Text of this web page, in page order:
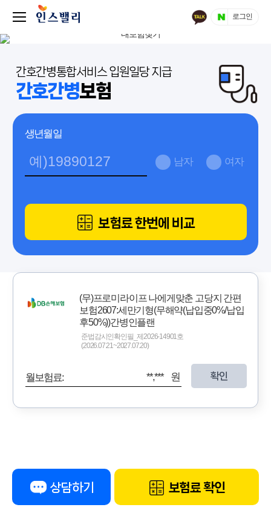
로그인
간호간병통합서비스 입원일당 지급
간호간병보험
생년월일
남자 여자
보험료 한번에 비교
(무)프로미라이프 나에게맞춘 고당지 간편
보험2607:세만기형(무해약(납입중0%/납입
후50%))간병인플랜
준법감시인확인필_제2026-14901호
(2026.07.21~2027.07.20)
월보험료: **,*** 원 확인
상담하기 보험료 확인